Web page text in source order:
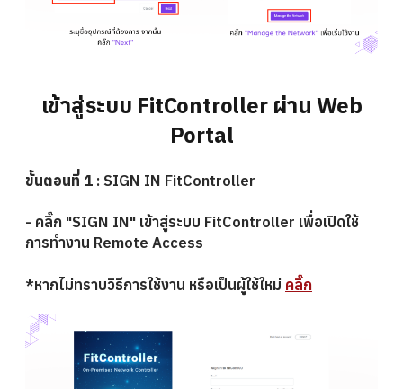
เข้าสู่ระบบ FitControllerผ่านWeb
Portal
ขั้นตอนที่ 1 : SIGN IN FitController
- คลิ๊ก "SIGN IN" เข้าสู่ระบบ FitController เพื่อเปิดใช้
การทำงาน Remote Access
*หากไม่ทราบวิธีการใช้งาน หรือเป็นผู้ใช้ใหม่ คลิ๊ก